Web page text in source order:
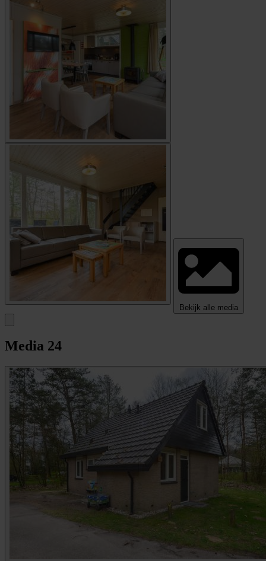
Bekijk alle media
Media 24